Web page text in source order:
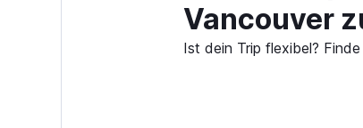
Vancouver
Ist dein Trip flexibel?